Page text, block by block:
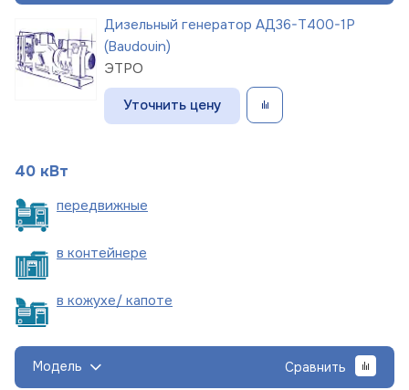
Дизельный генератор АД36-Т400-1Р
(Baudouin)
ЭТРО
Уточнить цену
40 кВт
передвижные
в контейнере
в кожухе/ капоте
Модель Сравнить